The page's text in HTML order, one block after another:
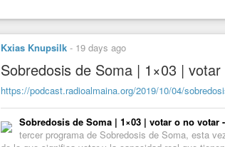
Kxias Knupsilk - 19 days ago
Sobredosis de Soma | 1×03 |
https://podcast.radioalmaina.org/2019/10/04/
Sobredosis de Soma | 1×03 | votar o no votar
tercer programa de Sobredosis de Soma, esta